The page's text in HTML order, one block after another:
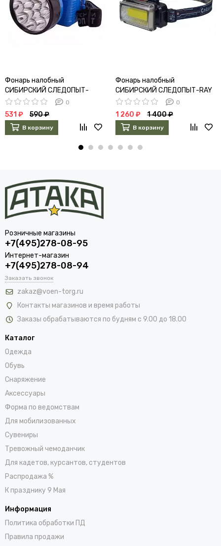
Фонарь налобный
СИБИРСКИЙ СЛЕДОПЫТ-
Фара-12
0
531 ₽ 590 ₽
В корзину
Фонарь налобный
СИБИРСКИЙ СЛЕДОПЫТ-RAY
LIGHT
0
1 260 ₽ 1 400 ₽
В корзину
Розничные магазины
+7(495)278-08-95
Интернет-магазин
+7(495)278-08-94
Заказать звонок
zakaz@voen-torg.ru
Контакты магазинов и время работы
Заказы обрабатываются по будням с 9.00 до 18.00
Каталог
Одежда
Обувь
Снаряжение
Аксессуары
Форма по ведомствам
Для мобилизованных
Сувениры
Тревожный чемоданчик
Для кадетов, курсантов, студентов
Распродажа %
К празднику 9 Мая
Информация
Политика обработки ПД
Правила продажи